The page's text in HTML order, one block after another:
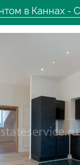
в Каннах -